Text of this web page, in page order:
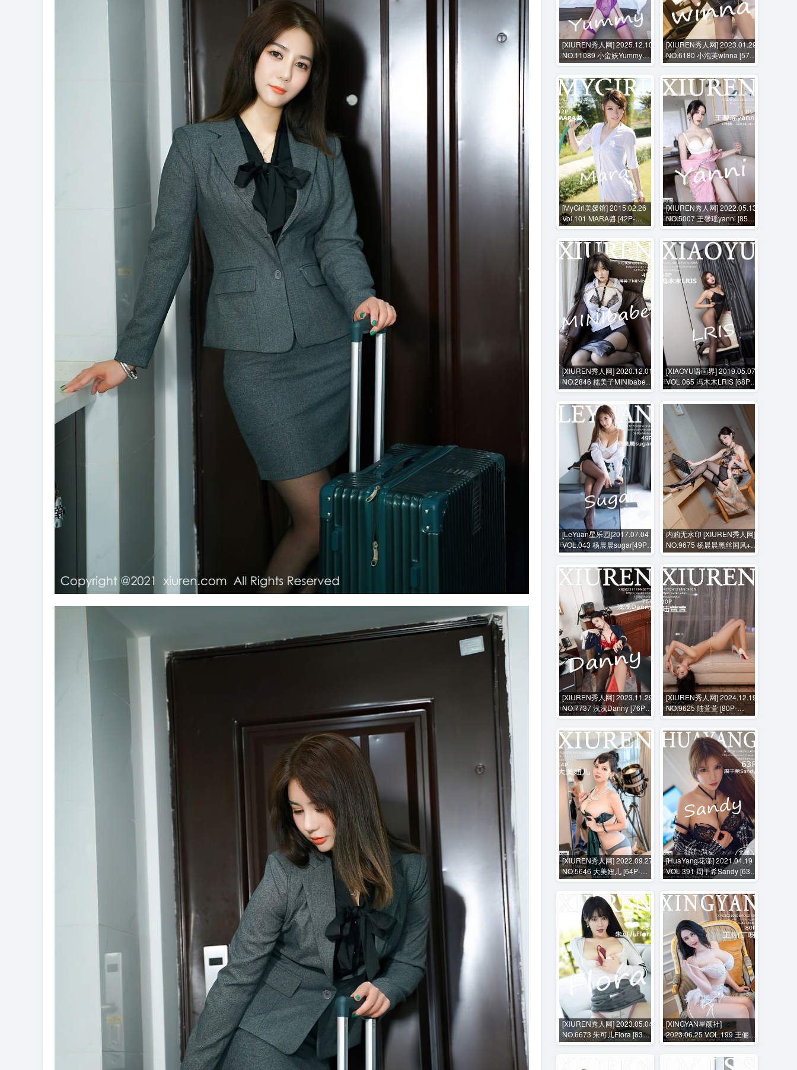
[XIUREN秀人网] 2025.12.10
NO.11089 小蛮妖Yummy
[72P-666MB]
[XIUREN秀人网] 2023.01.29
NO.6180 小泡芙winna [57P-
563MB]
[MyGirl美媛馆] 2015.02.26
Vol.101 MARA醬 [42P-
193MB]
[XIUREN秀人网] 2022.05.13
NO.5007 王馨瑶yanni [85P-
864MB]
[XIUREN秀人网] 2020.12.01
NO.2846 糯美子MINIbabe
[45P-470MB]
[XIAOYU语画界] 2019.05.07
VOL.065 冯木木LRIS [68P-
286MB]
[LeYuan星乐园]2017.07.04
VOL.043 杨晨晨sugar[49P-
203M]
内购无水印 [XIUREN秀人网]
NO.9675 杨晨晨黑丝国风+花
絮视频 [108P+1V-1592MB]
[XIUREN秀人网] 2023.11.29
NO.7737 浅浅Danny [76P-
718MB]
[XIUREN秀人网] 2024.12.19
NO.9625 陆萱萱 [80P-
815MB]
[XIUREN秀人网] 2022.09.27
NO.5646 大美妞儿 [64P-
600MB]
[HuaYang花漾] 2021.04.19
VOL.391 周于希Sandy [63P-
747MB]
[XIUREN秀人网] 2023.05.04
NO.6673 朱可儿Flora [83P-
721MB]
[XINGYAN星颜社]
2023.06.25 VOL.199 王俪丁
呀 [80P-869MB]